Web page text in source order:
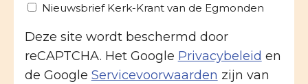
Nieuwsbrief Kerk-Krant van de Egmonden
Deze site wordt beschermd door
reCAPTCHA. Het Google Privacybeleid en
de Google Servicevoorwaarden zijn van